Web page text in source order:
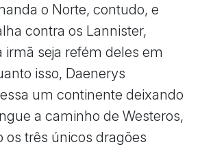
o Norte, contudo, e
contra os Lannister,
seja refém deles em
isso, Daenerys
um continente deixando
a caminho de Westeros,
os três únicos dragões